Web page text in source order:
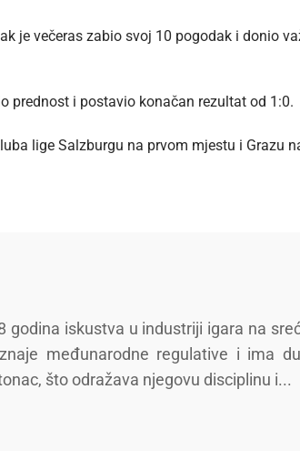
je večeras zabio svoj 10 pogodak i donio
prednost i postavio konačan rezultat od 1:0.
lige Salzburgu na prvom mjestu i Grazu
iskustva u industriji igara na
međunarodne regulative i ima
što odražava njegovu disciplinu i...